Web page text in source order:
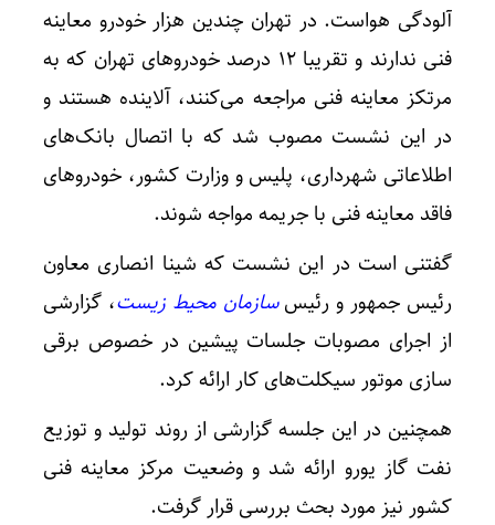
آلودگی هواست. در تهران چندین هزار خودرو معاینه
فنی ندارند و تقریبا ۱۲ درصد خودروهای تهران که به
مرتکز معاینه فنی مراجعه می‌کنند، آلاینده هستند و
در این نشست مصوب شد که با اتصال بانک‌های
اطلاعاتی شهرداری، پلیس و وزارت کشور، خودروهای
فاقد معاینه فنی با جریمه مواجه شوند.
گفتنی است در این نشست که شینا انصاری معاون
رئیس جمهور و رئیسسازمان محیط زیست، گزارشی
از اجرای مصوبات جلسات پیشین در خصوص برقی
سازی موتور سیکلت‌های کار ارائه کرد.
همچنین در این جلسه گزارشی از روند تولید و توزیع
نفت گاز یورو ارائه شد و وضعیت مرکز معاینه فنی
کشور نیز مورد بحث بررسی قرار گرفت.